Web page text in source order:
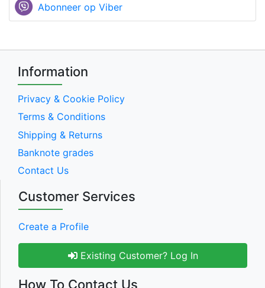
Abonneer op Viber
Information
Privacy & Cookie Policy
Terms & Conditions
Shipping & Returns
Banknote grades
Contact Us
Customer Services
Create a Profile
Existing Customer? Log In
How To Contact Us